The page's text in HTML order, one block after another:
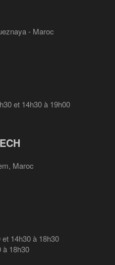
- Maroc
et 14h30 à 19h00
Maroc
14h30 à 18h30
à 18h30